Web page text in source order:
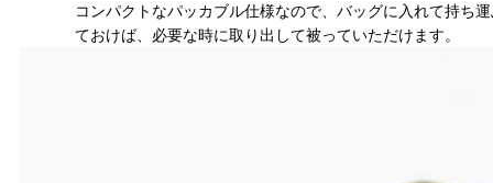
コンパクトなパッカブル仕様なので、バッグに入れて持ち
ておけば、必要な時に取り出して被っていただけます。